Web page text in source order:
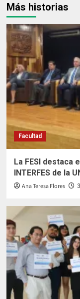
Más historias
Facultad
La FESI destaca
INTERFES de la
Ana Teresa Flores